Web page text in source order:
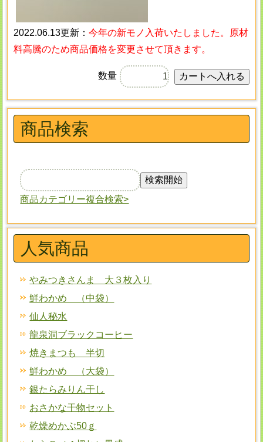
2022.06.13更新：今年の新モノ入荷いたしました。原材
料高騰のため商品価格を変更させて頂きます。
数量
商品検索
商品カテゴリー複合検索>
人気商品
やみつきさんま 大３枚入り
鮮わかめ （中袋）
仙人秘水
龍泉洞ブラックコーヒー
焼きまつも 半切
鮮わかめ （大袋）
銀たらみりん干し
おさかな干物セット
乾燥めかぶ50ｇ